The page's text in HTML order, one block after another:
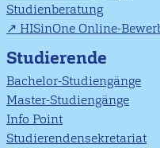
Studienberatung
HISinOne Online-
Studierende
Bachelor-Studiengänge
Master-Studiengänge
Info Point
Studierendensekretariat